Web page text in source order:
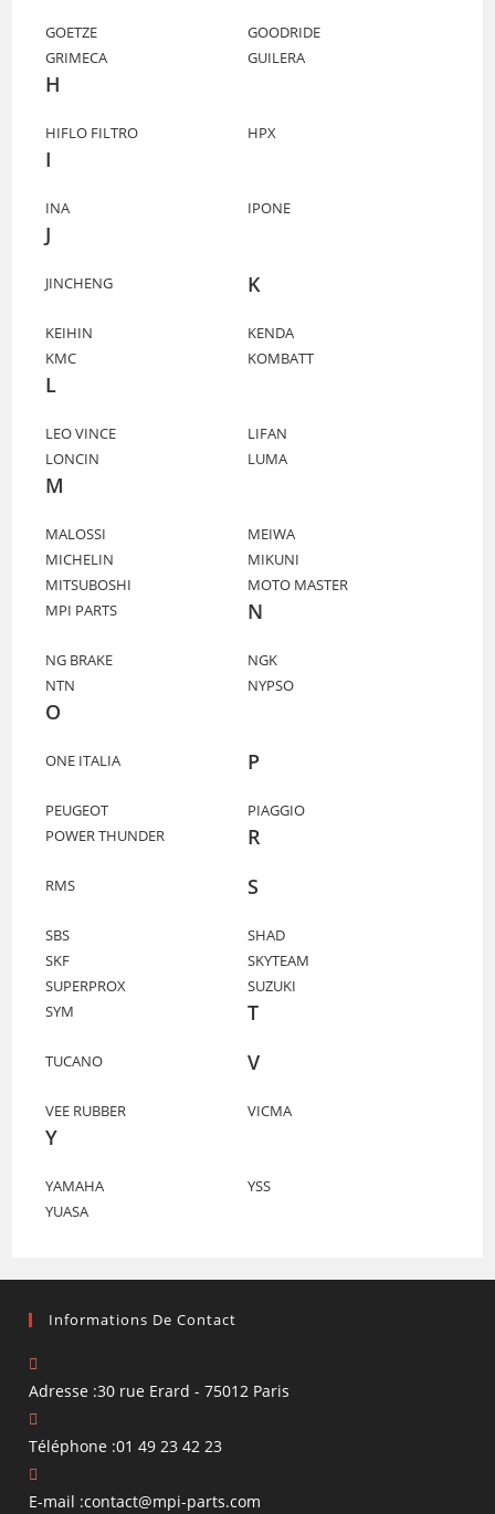
GOETZE
GOODRIDE
GRIMECA
GUILERA
H
HIFLO FILTRO HPX
I
INA IPONE
J
JINCHENG K
KEIHIN
KENDA
KMC
KOMBATT
L
LEO VINCE
LIFAN
LONCIN
LUMA
M
MALOSSI
MEIWA
MICHELIN
MIKUNI
MITSUBOSHI
MOTO MASTER
MPI PARTS
N
NG BRAKE
NGK
NTN
NYPSO
O
ONE ITALIA P
PEUGEOT
PIAGGIO
POWER THUNDER
R
RMS S
SBS
SHAD
SKF
SKYTEAM
SUPERPROX
SUZUKI
SYM
T
TUCANO V
VEE RUBBER VICMA
Y
YAMAHA
YSS
YUASA
Informations De Contact
Adresse :30 rue Erard - 75012 Paris
Téléphone :01 49 23 42 23
E-mail :contact@mpi-parts.com